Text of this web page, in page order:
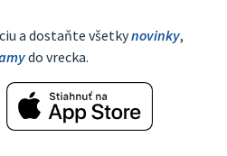
a dostaňte všetkynovinky,
do vrecka.